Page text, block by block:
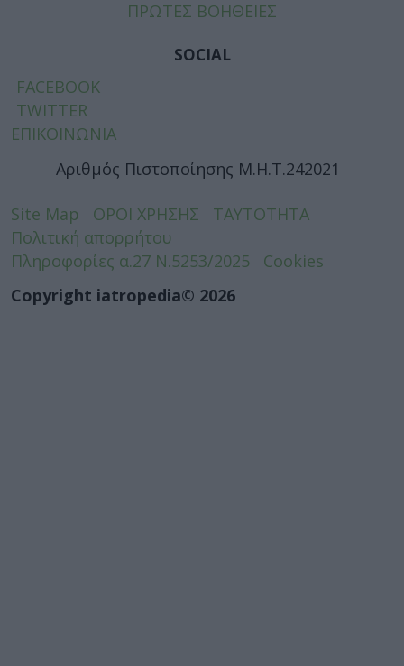
ΠΡΩΤΕΣ ΒΟΗΘΕΙΕΣ
SOCIAL
FACEBOOK
TWITTER
ΕΠΙΚΟΙΝΩΝΙΑ
Αριθμός Πιστοποίησης Μ.Η.Τ.242021
Site Map ΟΡΟΙ ΧΡΗΣΗΣ
ΤΑΥΤΟΤΗΤΑ
Πολιτική απορρήτου
Πληροφορίες α.27 Ν.5253/2025
Cookies
Copyright iatropedia© 2026